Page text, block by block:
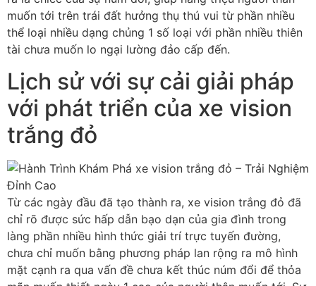
muốn tới trên trái đất hưởng thụ thú vui từ phần nhiều
thể loại nhiều dạng chủng 1 số loại với phần nhiều thiên
tài chưa muốn lo ngại lường đảo cấp đến.
Lịch sử với sự cải giải pháp
với phát triển của xe vision
trắng đỏ
Từ các ngày đầu đã tạo thành ra, xe vision trắng đỏ đã
chỉ rõ được sức hấp dẫn bạo dạn của gia đình trong
làng phần nhiều hình thức giải trí trực tuyến đường,
chưa chỉ muốn bằng phương pháp lan rộng ra mô hình
mặt cạnh ra qua vấn đề chưa kết thúc núm đổi để thỏa